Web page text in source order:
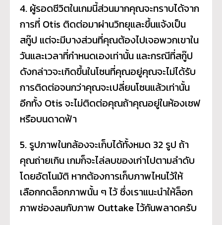
4. ผู้รอดชีวิตในเกมนี้ส่วนมากคุณจะทราบได้จาก
การที่ Otis ติดต่อมาผ่านวิทยุและขึ้นแจ้งเป็น
สกู๊ป แต่จะมีบางส่วนที่คุณต้องไปเจอพวกเขาใน
วันและเวลาที่กำหนดเองเท่านั้น และกรณีที่สกู๊ป
ดังกล่าวจะเกิดขึ้นในโซนที่คุณอยู่คุณจะไม่ได้รับ
การติดต่อจนกว่าคุณจะเปลี่ยนโซนแล้วเท่านั้น
อีกทั้ง Otis จะไม่ติดต่อคุณถ้าคุณอยู่ในห้องเซฟ
หรือบนดาดฟ้า
5. รูปภาพในกล้องจะเก็บได้ทั้งหมด 32 รูป ถ้า
คุณถ่ายเกิน เกมก็จะไล่ลบของเก่าไปตามลำดับ
โดยอัตโนมัติ หากต้องการเก็บภาพไหนไว้ให้
เลือกกดล็อกภาพนั้น ๆ ไว้ ซึ่งเราแนะนำให้ล็อก
ภาพช่องลมกับภาพ Outtake ไว้กันพลาดครับ